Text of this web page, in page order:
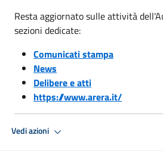
Resta aggiornato sulle attività
sezioni dedicate:
Comunicati stampa
News
Delibere e atti
https://www.arera.it/
Vedi azioni